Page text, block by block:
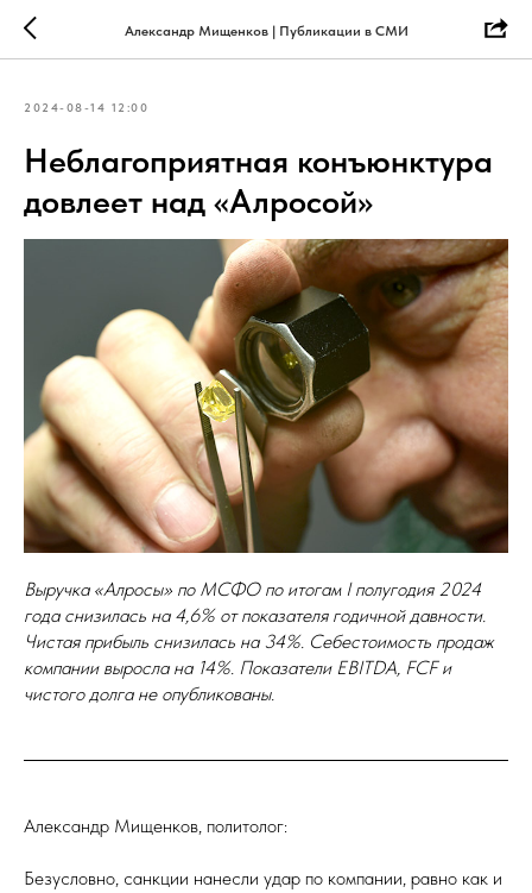
Александр Мищенков | Публикации в СМИ
2024-08-14 12:00
Неблагоприятная конъюнктура
довлеет над «Алросой»
Выручка «Алросы» по МСФО по итогам I полугодия 2024
года снизилась на 4,6% от показателя годичной давности.
Чистая прибыль снизилась на 34%. Себестоимость продаж
компании выросла на 14%. Показатели EBITDA, FCF и
чистого долга не опубликованы.
Александр Мищенков, политолог:
Безусловно, санкции нанесли удар по компании, равно как и